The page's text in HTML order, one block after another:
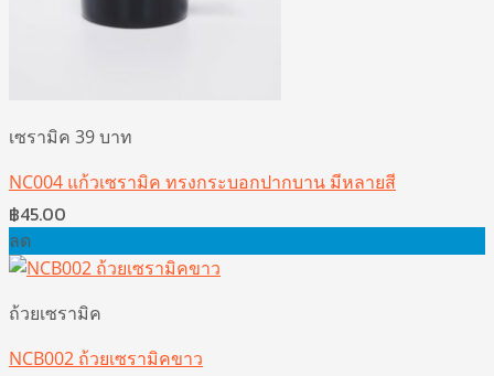
เซรามิค 39 บาท
NC004 แก้วเซรามิค ทรงกระบอกปากบาน มีหลายสี
฿45.00
ลด
ถ้วยเซรามิค
NCB002 ถ้วยเซรามิคขาว